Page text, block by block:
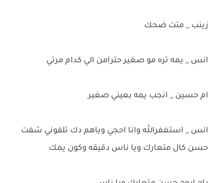
زينب _ متت ضحك
انس _ يمه تره مو صغير حترامن الي كدام مرتي
ام حسين _ انجب يمه بعيني صغير
انس _ استغفرالله وانا احجي وياهم دك تلفوني شفت
حسن كال متعارك ويا ناس دقيقه وكون يمك